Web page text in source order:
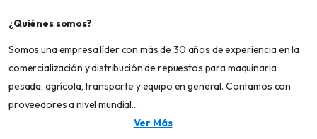
¿Quiénes somos?
Somos una empresa líder con más de 30 años de experiencia en la
comercialización y distribución de repuestos para maquinaria
pesada, agrícola, transporte y equipo en general. Contamos con
proveedores a nivel mundial...
Ver Más